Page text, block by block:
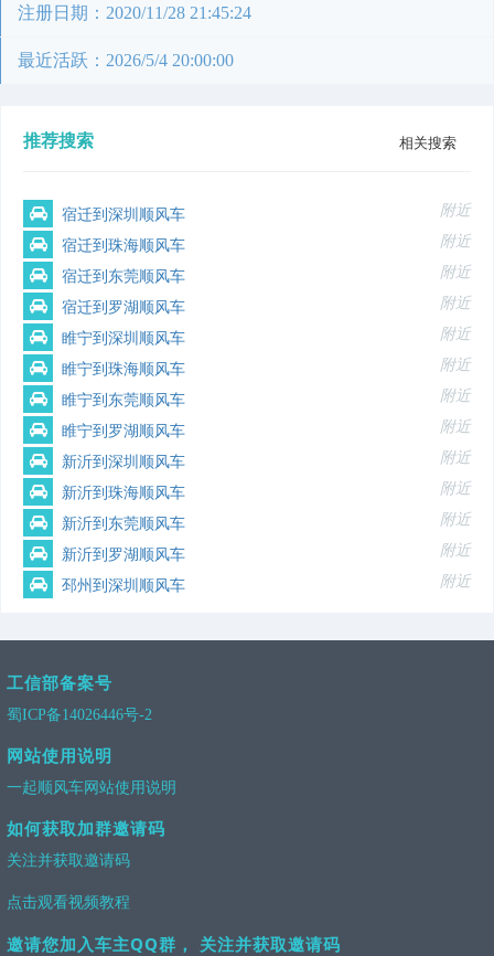
注册日期：2020/11/28 21:45:24
最近活跃：2026/5/4 20:00:00
推荐搜索 相关搜索
宿迁到深圳顺风车 附近
宿迁到珠海顺风车 附近
宿迁到东莞顺风车 附近
宿迁到罗湖顺风车 附近
睢宁到深圳顺风车 附近
睢宁到珠海顺风车 附近
睢宁到东莞顺风车 附近
睢宁到罗湖顺风车 附近
新沂到深圳顺风车 附近
新沂到珠海顺风车 附近
新沂到东莞顺风车 附近
新沂到罗湖顺风车 附近
邳州到深圳顺风车 附近
工信部备案号
蜀ICP备14026446号-2
网站使用说明
一起顺风车网站使用说明
如何获取加群邀请码
关注并获取邀请码
点击观看视频教程
邀请您加入车主QQ群， 关注并获取邀请码